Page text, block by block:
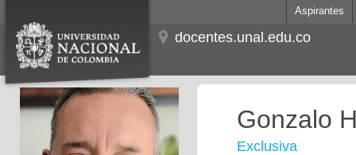
Aspirantes
docentes.unal.edu.co
Gonzalo
Exclusiva